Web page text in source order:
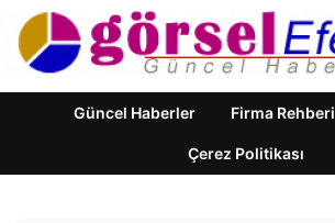
Güncel Haberler Firma Rehberi
Çerez Politikası